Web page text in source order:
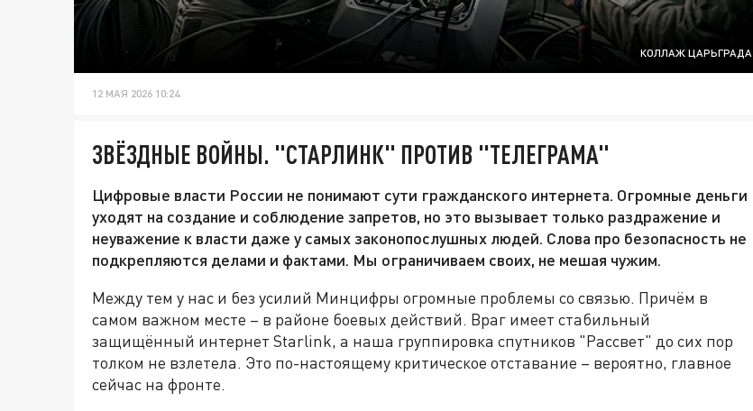
КОЛЛАЖ ЦАРЬГРАДА
12 МАЯ 2026 10:24
ЗВЁЗДНЫЕ ВОЙНЫ. "СТАРЛИНК" ПРОТИВ "ТЕЛЕГРАМА"
Цифровые власти России не понимают сути гражданского интернета. Огромные деньги
уходят на создание и соблюдение запретов, но это вызывает только раздражение и
неуважение к власти даже у самых законопослушных людей. Слова про безопасность не
подкрепляются делами и фактами. Мы ограничиваем своих, не мешая чужим.
Между тем у нас и без усилий Минцифры огромные проблемы со связью. Причём в
самом важном месте – в районе боевых действий. Враг имеет стабильный
защищённый интернет Starlink, а наша группировка спутников "Рассвет" до сих пор
толком не взлетела. Это по-настоящему критическое отставание – вероятно, главное
сейчас на фронте.